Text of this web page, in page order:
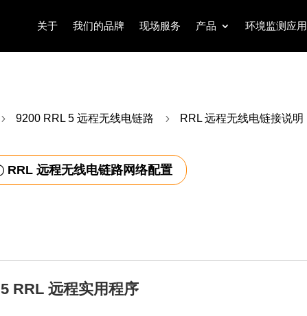
关于 我们的品牌 现场服务 产品 环境监测应用
5 9200 RRL 5 远程无线电链路 5 RRL 远程无线电链接说明
RRL 远程无线电链路网络配置
5 RRL 远程实用程序